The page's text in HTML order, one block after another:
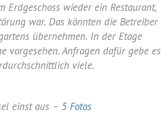
Erdgeschoss wieder ein Restaurant,
war. Das könnten die Betreiber
übernehmen. In der Etage
vorgesehen. Anfragen dafür gebe es
viele.
einst aus – 5 Fotos